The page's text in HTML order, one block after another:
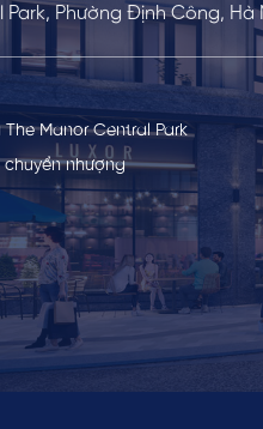
Park, Phường Định Công, Hà
Manor Central Park
nhượng